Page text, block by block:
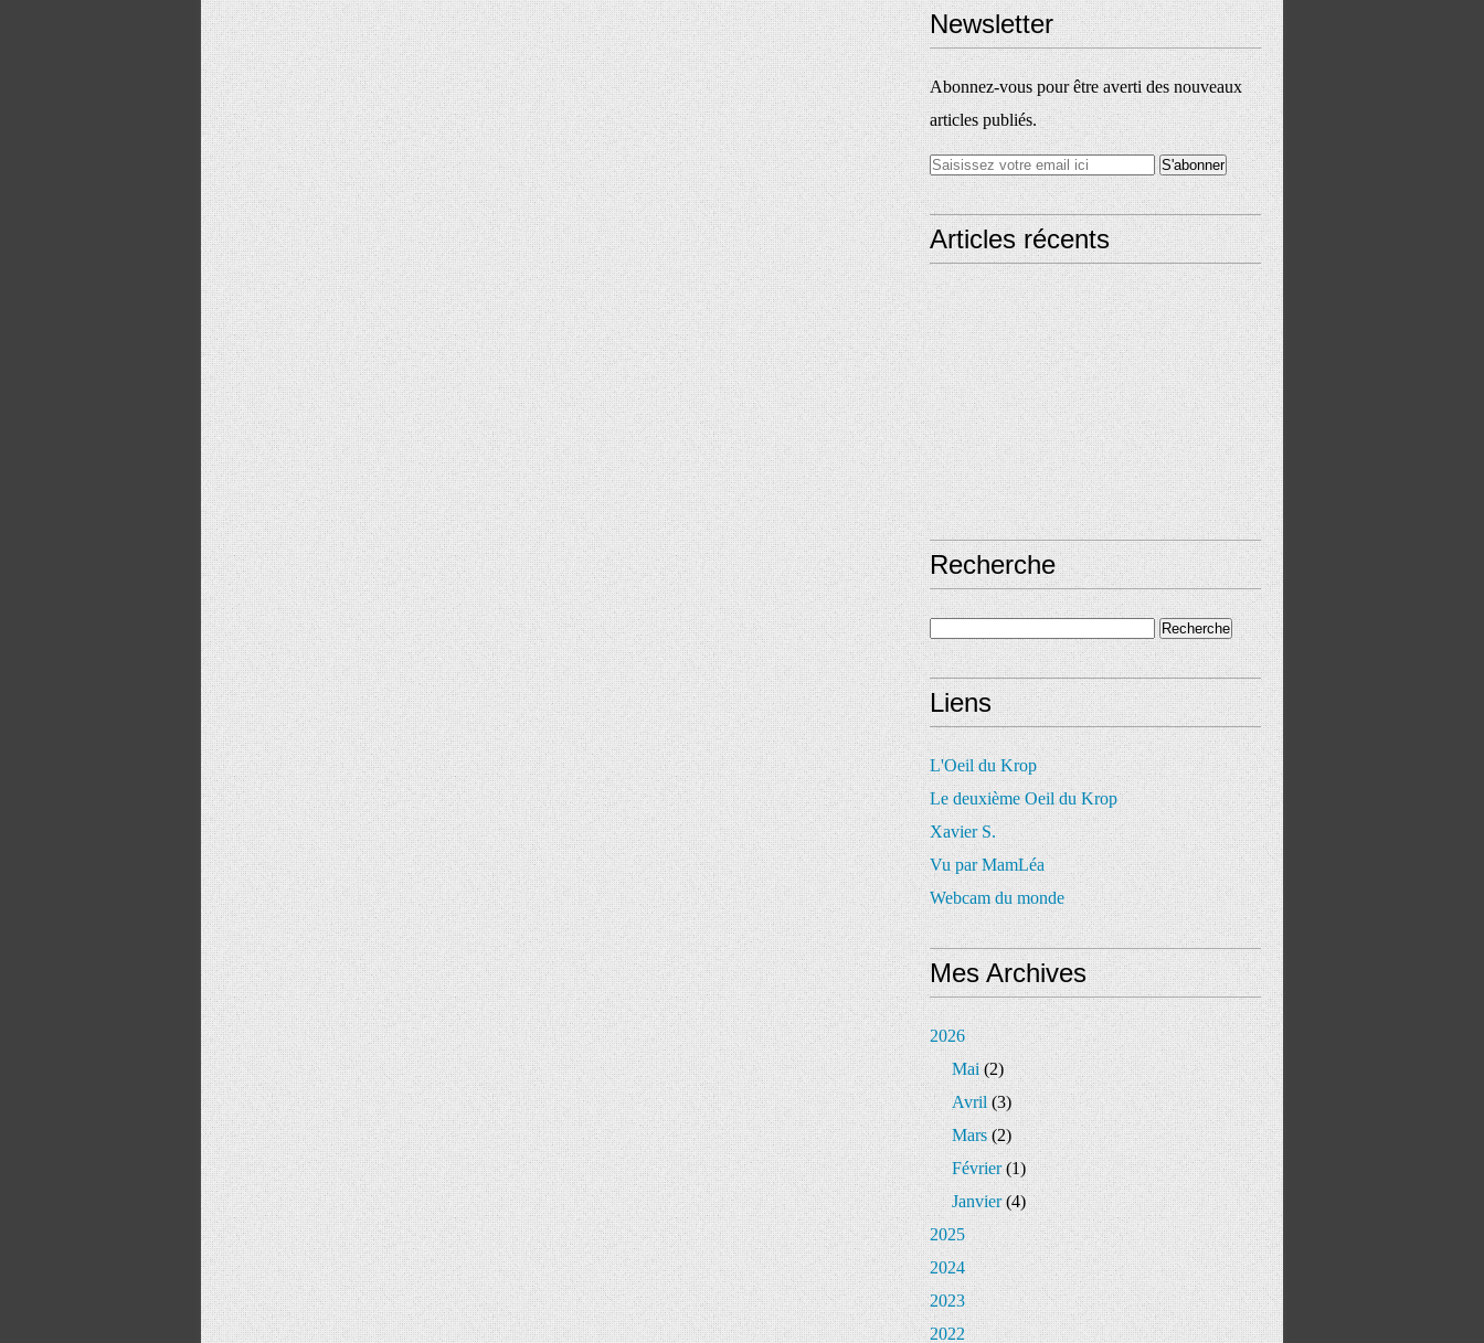
Newsletter
Abonnez-vous pour être averti des nouveaux
articles publiés.
Articles récents
Recherche
Liens
L'Oeil du Krop
Le deuxième Oeil du Krop
Xavier S.
Vu par MamLéa
Webcam du monde
Mes Archives
2026
Mai(2)
Avril(3)
Mars(2)
Février(1)
Janvier(4)
2025
2024
2023
2022